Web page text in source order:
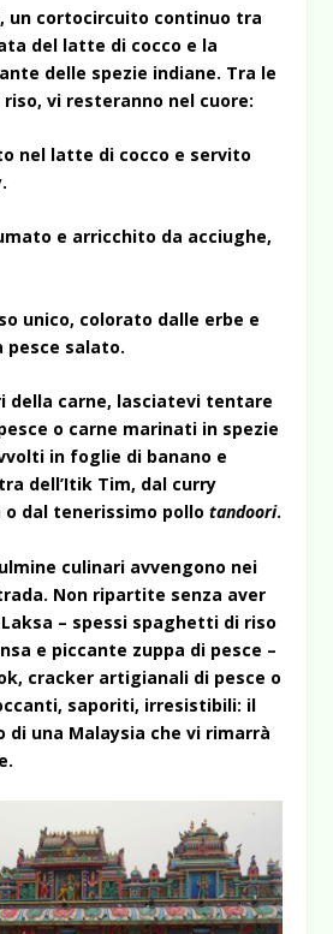
un cortocircuito continuo tra
del latte di cocco e la
delle spezie indiane. Tra le
vi resteranno nel cuore:
nel latte di cocco e servito
e arricchito da acciughe,
unico, colorato dalle erbe e
pesce salato.
della carne, lasciatevi tentare
o carne marinati in spezie
in foglie di banano e
dell’Itik Tim, dal curry
o dal tenerissimo pollotandoori.
culinari avvengono nei
Non ripartite senza aver
– spessi spaghetti di riso
e piccante zuppa di pesce –
cracker artigianali di pesce o
saporiti, irresistibili: il
una Malaysia che vi rimarrà